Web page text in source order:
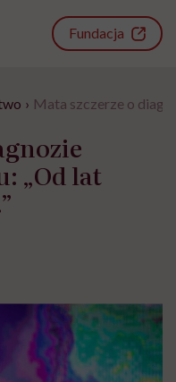
Fundacja
› Mata szczerze o
„Od lat